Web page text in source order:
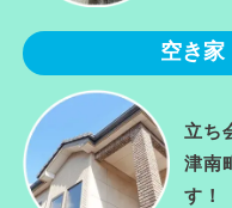
空き家
立ち
津南
す！